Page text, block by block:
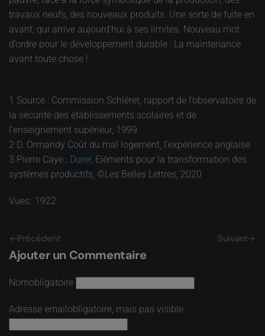
travaux neufs, des nouveaux produits. Une sorte de fuite en
avant, qui arrive aujourd’hui à ses limites. Nouveau mot
d’ordre pour le développement durable : La maintenance
avant toute chose !
1 Source : Commission Schléret, rapport de l’observatoire de
la sécurité des établissements scolaires et de
l’enseignement supérieur, 1999
2 D. Ormandy Coût du mal logement, l’expérience anglaise
3 Pierre Caye : Durer, Eléments pour la transformation des
systèmes productifs, ©Les Belles Lettres, 2020
Vues : 1922
Précédent Suivant
Ajouter un Commentaire
Nomobligatoire
Adresse emailobligatoire, mais pas visible